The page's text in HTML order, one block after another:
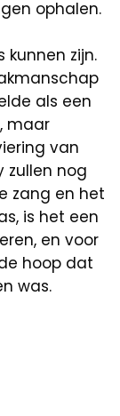
ophalen.
zijn.
als een
maar
van
zullen nog
zang en het
is het een
en voor
hoop dat
was.